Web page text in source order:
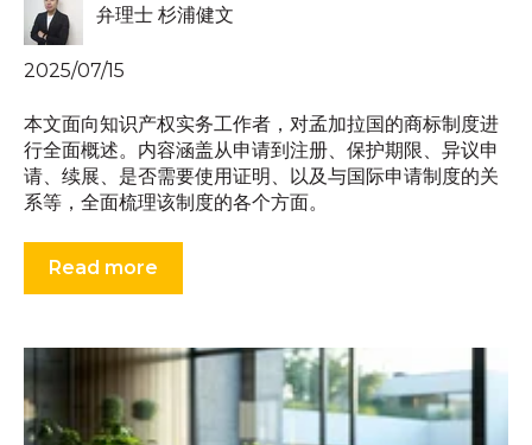
弁理士 杉浦健文
2025/07/15
本文面向知识产权实务工作者，对孟加拉国的商标制度进
行全面概述。内容涵盖从申请到注册、保护期限、异议申
请、续展、是否需要使用证明、以及与国际申请制度的关
系等，全面梳理该制度的各个方面。
Read more